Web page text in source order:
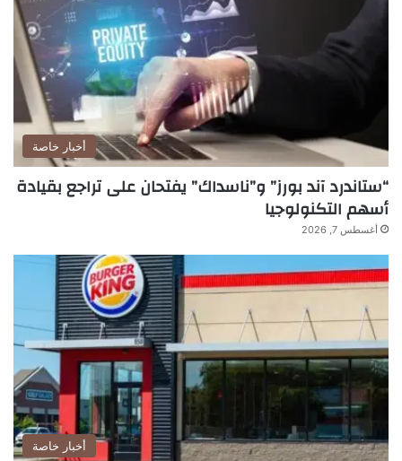
أخبار خاصة
“ستاندرد آند بورز” و”ناسداك” يفتحان على تراجع بقيادة
أسهم التكنولوجيا
أغسطس 7, 2026
أخبار خاصة